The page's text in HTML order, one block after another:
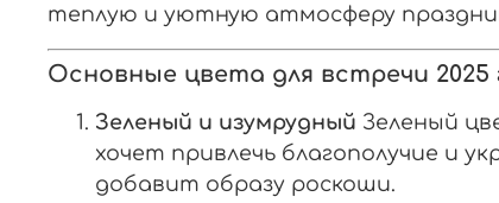
теплую и уютную атмосферу
Основные цвета для встречи 2025
Зеленый и изумрудный Зеленый
хочет привлечь благополучие и
добавит образу роскоши.